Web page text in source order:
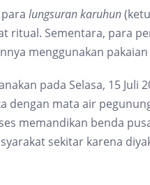
lungsuran karuhun
ritual. Sementara, para
menggunakan
pada Selasa, 15 Juli
dengan mata air
memandikan benda
sekitar karena